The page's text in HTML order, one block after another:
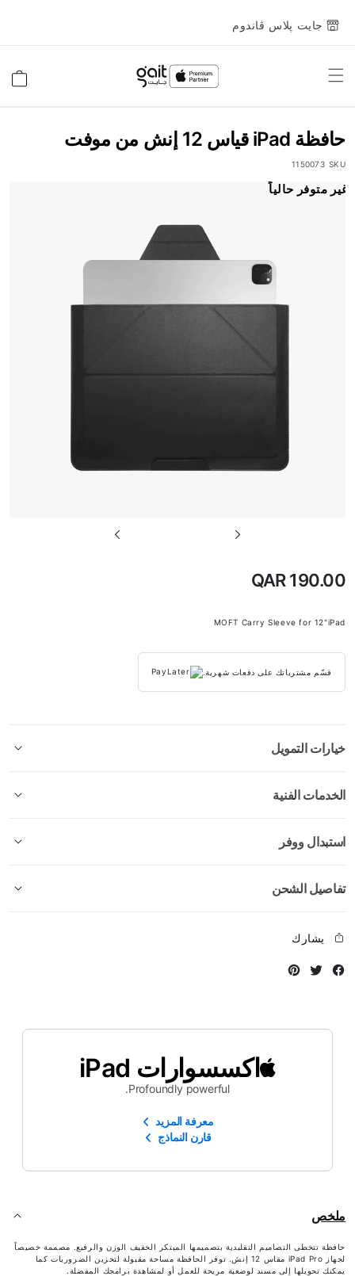
جايت پلاس ڤاندوم
Toggle
حافظة iPad قياس 12 إنش من موفت
SKU
1150073
انتقل
إلى
غير متوفر حالياً
معرض
QAR 190.00
MOFT Carry Sleeve for 12"iPad
قسّم مشترياتك على دفعات شهرية.
خيارات التمويل
الخدمات الفنية
استبدال ووفر
تفاصيل الشحن
يشارك
Facebook
Twitter
اكسسوارات iPad
Profoundly powerful.
معرفة المزيد
قارن النماذج
ملخص
حافظة تتخطى التصاميم التقليدية بتصميمها المبتكر الخفيف الوزن والرفيع. مصممة خصيصاً
لجهاز iPad Pro مقاس 12 إنش. توفر الحافظة مساحة مقبولة لتخزين الضروريات كما
يمكنك تحويلها إلى مسند لوضعية مريحة للعمل أو لمشاهدة برامجك المفضلة.